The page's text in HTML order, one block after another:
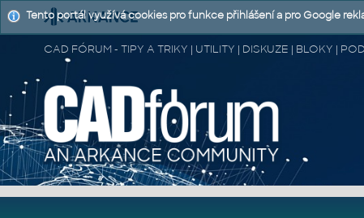
CAD FÓRUM - TIPY A TRIKY | UTILITY | DISKUZE | BLOKY |
Tento portál využívá cookies pro funkce přihlášení a pro Google